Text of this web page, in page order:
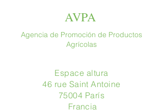
AVPA
Agencia de Promoción de Productos
Agrícolas
Espace altura
46 rue Saint Antoine
75004 París
​ Francia